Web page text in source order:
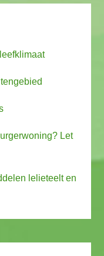
Let
lelieteelt en